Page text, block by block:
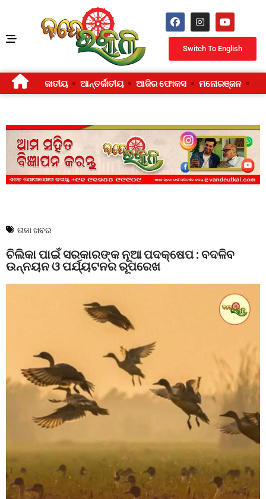
Switch To English
ଜାତୀୟ ଆନ୍ତର୍ଜାତୀୟ ଆଜିର ଫୋକସ ମନୋରଞ୍ଜନ
ତାଜା ଖବର
ଚିଲିକା ପାଇଁ ସରକାରଙ୍କ ନୂଆ ପଦକ୍ଷେପ : ବଦଳିବ
ଉନ୍ନୟନ ଓ ପର୍ଯ୍ୟଟନର ରୂପରେଖ